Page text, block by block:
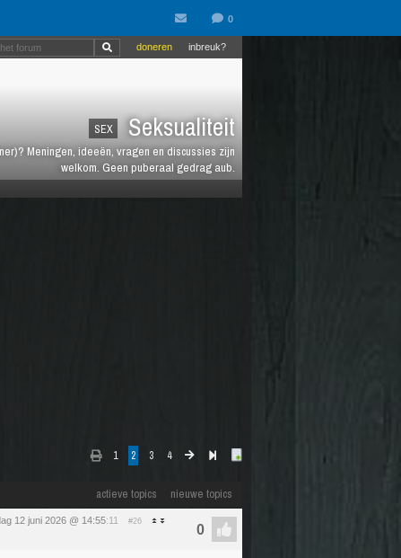
SEX Seksualiteit
Meningen, ideeën, vragen en discussies zijn
welkom. Geen puberaal gedrag aub.
inbreuk?
doneren
1 2 3 4
actieve topics nieuwe topics
12 juni 2026 @ 14:55:11 #26